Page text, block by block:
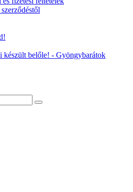
készült belőle! - Gyöngybarátok